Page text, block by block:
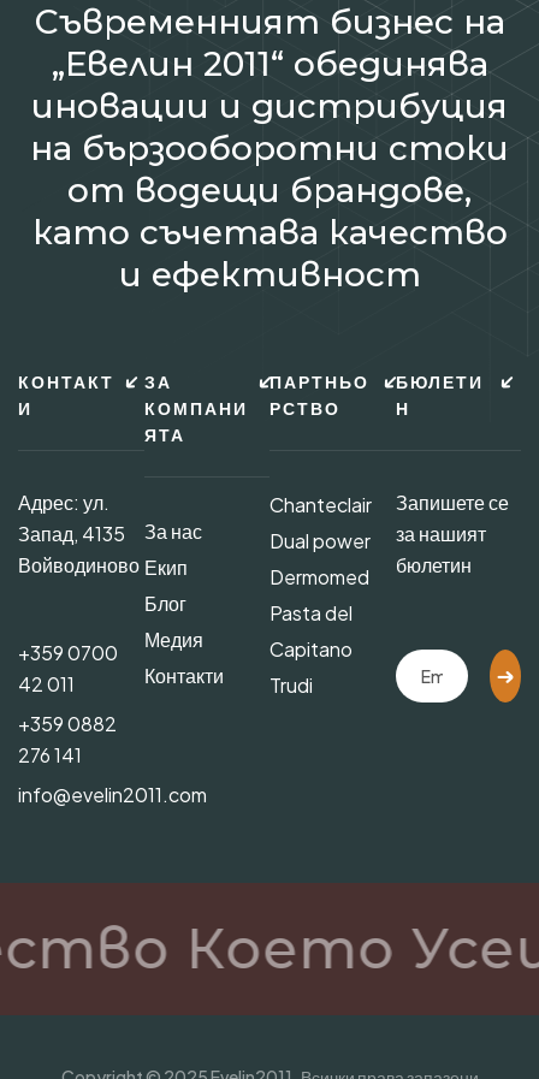
Съвременният бизнес на
„Евелин 2011“ обединява
иновации и дистрибуция
на бързооборотни стоки
от водещи брандове,
като съчетава качество
и ефективност
КОНТАКТ
И
Адрес: ул.
Запад, 4135
Войводиново
+359 0700
42 011
+359 0882
276 141
info@evelin2011.com
ЗА
КОМПАНИ
ЯТА
За нас
Екип
Блог
Медия
Контакти
ПАРТНЬО
РСТВО
Chanteclair
Dual power
Dermomed
Pasta del
Capitano
Trudi
БЮЛЕТИ
Н
Запишете се
за нашият
бюлетин
Което